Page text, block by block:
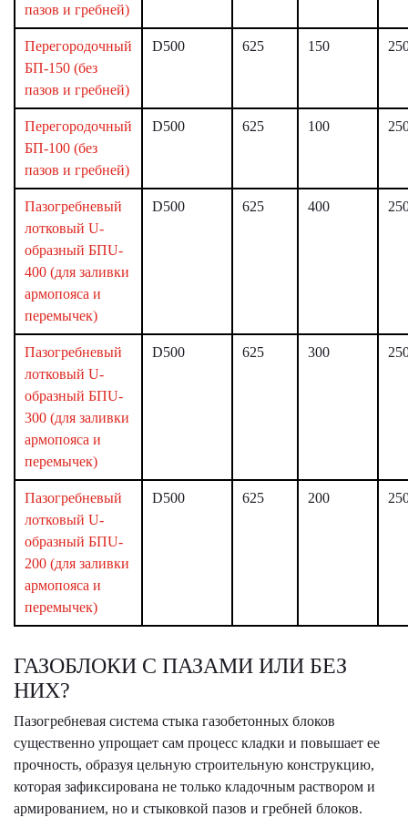
пазов и гребней)
Перегородочный
БП-150 (без
пазов и гребней)
D500 625 150
Перегородочный
БП-100 (без
пазов и гребней)
D500 625 100
Пазогребневый
лотковый U-
образный БПU-
400 (для заливки
армопояса и
перемычек)
D500 625 400
Пазогребневый
лотковый U-
образный БПU-
300 (для заливки
армопояса и
перемычек)
D500 625 300
Пазогребневый
лотковый U-
образный БПU-
200 (для заливки
армопояса и
перемычек)
D500 625 200
ГАЗОБЛОКИ С ПАЗАМИ ИЛИ БЕЗ
НИХ?
Пазогребневая система стыка газобетонных блоков
существенно упрощает сам процесс кладки и повышает ее
прочность, образуя цельную строительную конструкцию,
которая зафиксирована не только кладочным раствором и
армированием, но и стыковкой пазов и гребней блоков.